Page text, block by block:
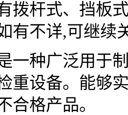
拨杆式、挡板
有不详,可继续
一种广泛用于
重设备。能够
合格产品。